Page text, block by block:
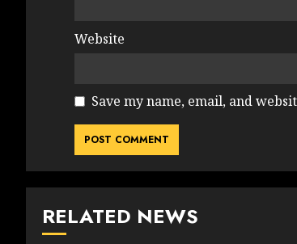
Website
Save my name, email, and
RELATED NEWS